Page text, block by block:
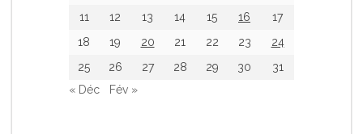
11
12 13 14 15 16
17
18
19 20 21 22 23
24
25
26 27 28 29 30
31
« Déc
Fév »